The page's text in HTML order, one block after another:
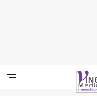
Vine Media
葡萄樹傳媒